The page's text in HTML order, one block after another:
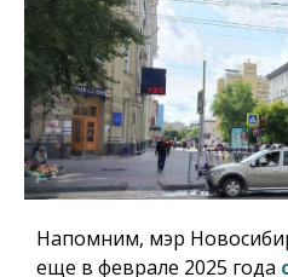
Напомним, мэр
еще в феврале 2025 года